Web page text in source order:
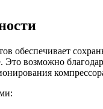
обеспечивает
возможно